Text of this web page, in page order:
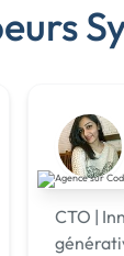
CTO |